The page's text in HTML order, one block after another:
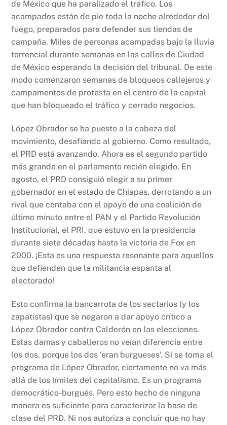
de México que ha paralizado el tráfico. Los
acampados están de pie toda la noche alrededor del
fuego, preparados para defender sus tiendas de
campaña. Miles de personas acampadas bajo la lluvia
torrencial durante semanas en las calles de Ciudad
de México esperando la decisión del tribunal. De este
modo comenzaron semanas de bloqueos callejeros y
campamentos de protesta en el centro de la capital
que han bloqueado el tráfico y cerrado negocios.
López Obrador se ha puesto a la cabeza del
movimiento, desafiando al gobierno. Como resultado,
el PRD está avanzando. Ahora es el segundo partido
más grande en el parlamento recién elegido. En
agosto, el PRD consiguió elegir a su primer
gobernador en el estado de Chiapas, derrotando a un
rival que contaba con el apoyo de una coalición de
último minuto entre el PAN y el Partido Revolución
Institucional, el PRI, que estuvo en la presidencia
durante siete décadas hasta la victoria de Fox en
2000. ¡Esta es una respuesta resonante para aquellos
que defienden que la militancia espanta al
electorado!
Esto confirma la bancarrota de los sectarios (y los
zapatistas) que se negaron a dar apoyo crítico a
López Obrador contra Calderón en las elecciones.
Estas damas y caballeros no veían diferencia entre
los dos, porque los dos ‘eran burgueses’. Si se toma el
programa de López Obrador, ciertamente no va más
allá de los límites del capitalismo. Es un programa
democrático-burgués. Pero esto hecho de ninguna
manera es suficiente para caracterizar la base de
clase del PRD. Ni nos autoriza a concluir que no hay